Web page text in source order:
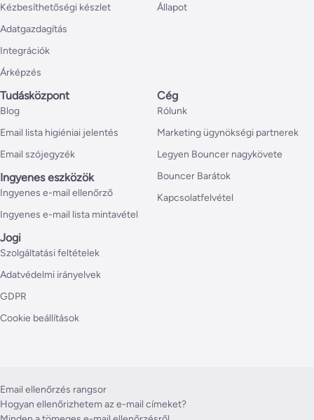
Kézbesíthetőségi készlet
Adatgazdagítás
Integrációk
Árképzés
Állapot
Tudásközpont
Blog
Email lista higiéniai jelentés
Email szójegyzék
Ingyenes eszközök
Ingyenes e-mail ellenőrző
Ingyenes e-mail lista mintavétel
Cég
Rólunk
Marketing ügynökségi partnerek
Legyen Bouncer nagykövete
Bouncer Barátok
Kapcsolatfelvétel
Jogi
Szolgáltatási feltételek
Adatvédelmi irányelvek
GDPR
Cookie beállítások
Email ellenőrzés rangsor
Hogyan ellenőrizhetem az e-mail címeket?